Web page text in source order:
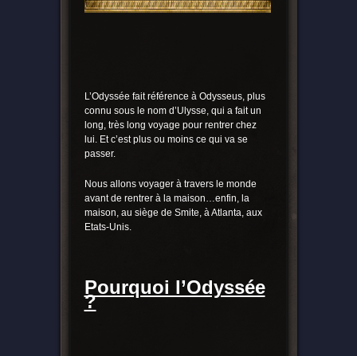
L’Odyssée fait référence à Odysseus, plus
connu sous le nom d’Ulysse, qui a fait un
long, très long voyage pour rentrer chez
lui. Et c’est plus ou moins ce qui va se
passer.
Nous allons voyager à travers le monde
avant de rentrer à la maison…enfin, la
maison, au siège de Smite, à Atlanta, aux
Etats-Unis.
Pourquoi l’Odyssée
?